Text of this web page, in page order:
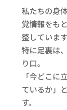
私たちの身
覚情報をも
整しています
特に足裏は
り口。
「今どこに
ているか」
す。